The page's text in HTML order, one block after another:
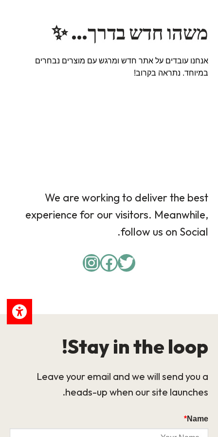
משהו חדש בדרך… ✨
אנחנו עובדים על אתר חדש ומרגש עם מוצרים נבחרים
במיוחד. נתראה בקרוב!
We are working to deliver the best
experience for our visitors. Meanwhile,
follow us on Social.
Twitter
Facebook
Instagram
Stay in the loop!
Leave your email and we will send you a
heads-up when our site launches.
Name
*